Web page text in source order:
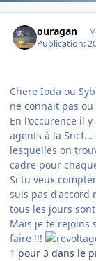
ouragan
Publication:
Chere Ioda ou
ne connait pas ou
En l'occurence il
agents à la
lesquelles on
cadre pour
Si tu veux
suis pas d'accord
tous les jours
Mais je te rejoins
faire !!!
1 pour 3 dans le